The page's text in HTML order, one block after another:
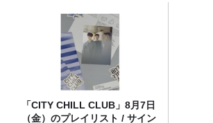
「CITY CHILL CLUB」8月7日
（金）のプレイリスト / サイン